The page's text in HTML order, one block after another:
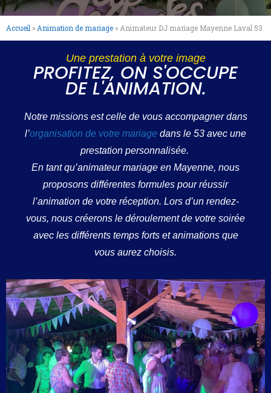
Accueil » Animation de mariage » Animateur DJ mariage Mayenne Laval 53
Une prestation à votre image
PROFITEZ, ON S'OCCUPE
DE L'ANIMATION.
Notre missions est celle de vous accompagner dans
l’organisation de votre mariage dans le 53 avec une
prestation personnalisée.
En tant qu’animateur mariage en Mayenne, nous
proposons différentes formules pour réussir
l’animation de votre réception. Lors d’un rendez-
vous, nous créerons le déroulement de votre soirée
avec les différents temps forts et animations que
vous aurez choisis.